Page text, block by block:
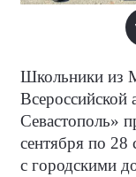
Школьники из
Севастополь»
сентября по 28
с городскими